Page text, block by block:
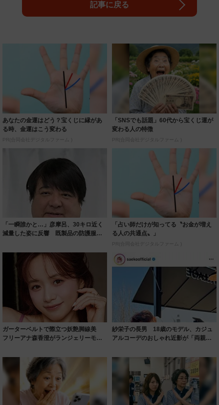
記事に戻る
あなたの金運はどう？宝くじに縁があ
る時、金運はこう変わる
PR(合同会社デジタルファーム )
「SNSでも話題」60代から宝くじ運が
変わる人の特徴
PR(合同会社デジタルファーム )
「一瞬誰かと…」彦摩呂、30キロ近く
減量した姿に反響 既製品の防護服が
「占い師だけが知ってる〝お金が増え
る人の共通点〟」
PR(合同会社デジタルファーム )
ガーターベルトで際立つ妖艶脚線美
フリーアナ森香澄がランジェリーモデ
紗栄子の長男 18歳のモデル、カジュ
アルコーデのおしゃれ近影が「両親の